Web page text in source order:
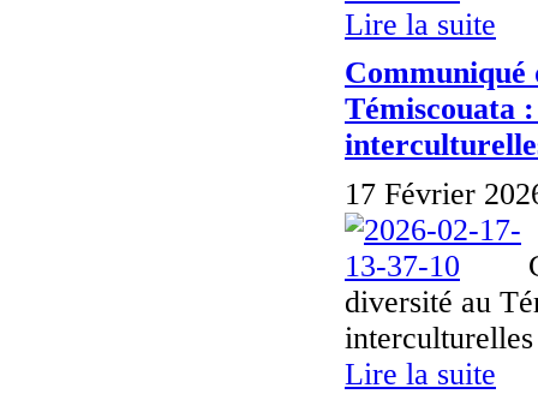
Lire la suite
Communiqué
Témiscouata
17 Février
diversité au
Lire la suite